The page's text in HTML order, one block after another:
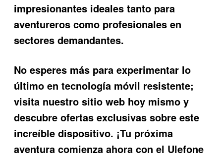
impresionantes ideales tanto para
aventureros como profesionales en
sectores demandantes.
No esperes más para experimentar lo
último en tecnología móvil resistente;
visita nuestro sitio web hoy mismo y
descubre ofertas exclusivas sobre este
increíble dispositivo. ¡Tu próxima
aventura comienza ahora con el Ulefone